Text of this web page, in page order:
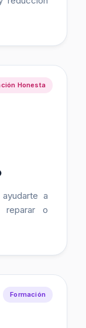
Honesta
a
o
Formación